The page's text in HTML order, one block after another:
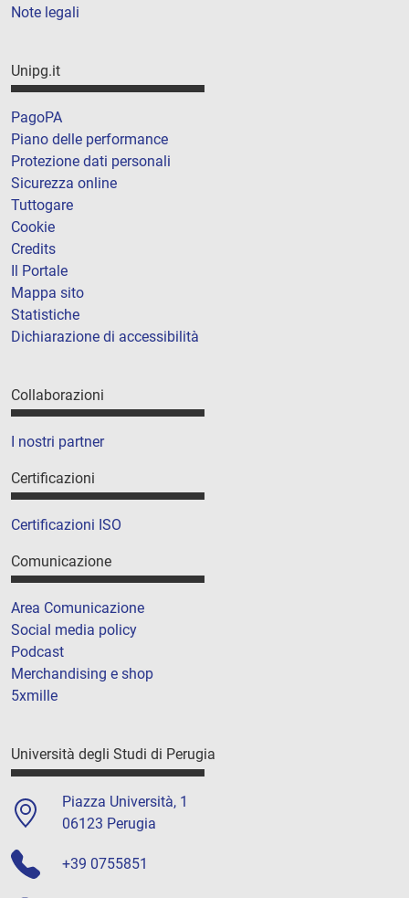
Note legali
Unipg.it
PagoPA
Piano delle performance
Protezione dati personali
Sicurezza online
Tuttogare
Cookie
Credits
Il Portale
Mappa sito
Statistiche
Dichiarazione di accessibilità
Collaborazioni
I nostri partner
Certificazioni
Certificazioni ISO
Comunicazione
Area Comunicazione
Social media policy
Podcast
Merchandising e shop
5xmille
Università degli Studi di Perugia
Piazza Università, 1
06123 Perugia
+39 0755851